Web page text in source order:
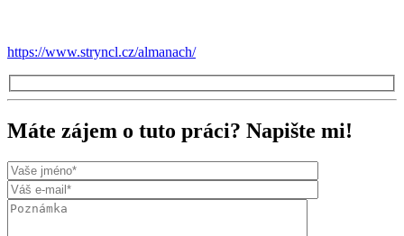
https://www.stryncl.cz/almanach/
Máte zájem o tuto práci? Napište mi!